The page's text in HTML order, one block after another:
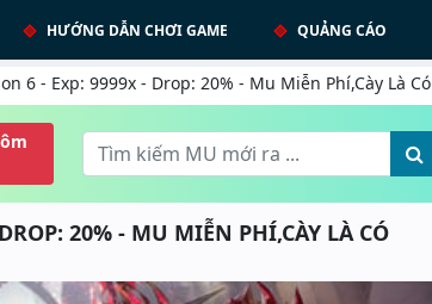
HƯỚNG DẪN CHƠI GAME QUẢNG CÁO
6 - Exp: 9999x - Drop: 20% - Mu Miễn Phí,Cày Là Có
20% - MU MIỄN PHÍ,CÀY LÀ CÓ